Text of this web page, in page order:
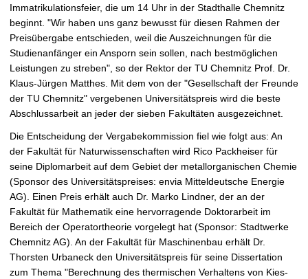
Immatrikulationsfeier, die um 14 Uhr in der Stadthalle Chemnitz
beginnt. "Wir haben uns ganz bewusst für diesen Rahmen der
Preisübergabe entschieden, weil die Auszeichnungen für die
Studienanfänger ein Ansporn sein sollen, nach bestmöglichen
Leistungen zu streben", so der Rektor der TU Chemnitz Prof. Dr.
Klaus-Jürgen Matthes. Mit dem von der "Gesellschaft der Freunde
der TU Chemnitz" vergebenen Universitätspreis wird die beste
Abschlussarbeit an jeder der sieben Fakultäten ausgezeichnet.
Die Entscheidung der Vergabekommission fiel wie folgt aus: An
der Fakultät für Naturwissenschaften wird Rico Packheiser für
seine Diplomarbeit auf dem Gebiet der metallorganischen Chemie
(Sponsor des Universitätspreises: envia Mitteldeutsche Energie
AG). Einen Preis erhält auch Dr. Marko Lindner, der an der
Fakultät für Mathematik eine hervorragende Doktorarbeit im
Bereich der Operatortheorie vorgelegt hat (Sponsor: Stadtwerke
Chemnitz AG). An der Fakultät für Maschinenbau erhält Dr.
Thorsten Urbaneck den Universitätspreis für seine Dissertation
zum Thema "Berechnung des thermischen Verhaltens von Kies-